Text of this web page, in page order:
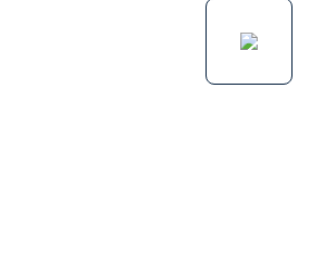
Ignorer la galerie d'images